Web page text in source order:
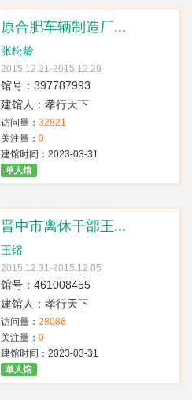
原合肥车辆制造厂...
张松龄
2015.12.31-2015.12.29
馆号：397787993
建馆人：孝行天下
访问量： 32821
关注量： 0
建馆时间：2023-03-31
单人馆
晋中市离休干部王...
王镕
2015.12.31-2015.12.05
馆号：461008455
建馆人：孝行天下
访问量： 28086
关注量： 0
建馆时间：2023-03-31
单人馆